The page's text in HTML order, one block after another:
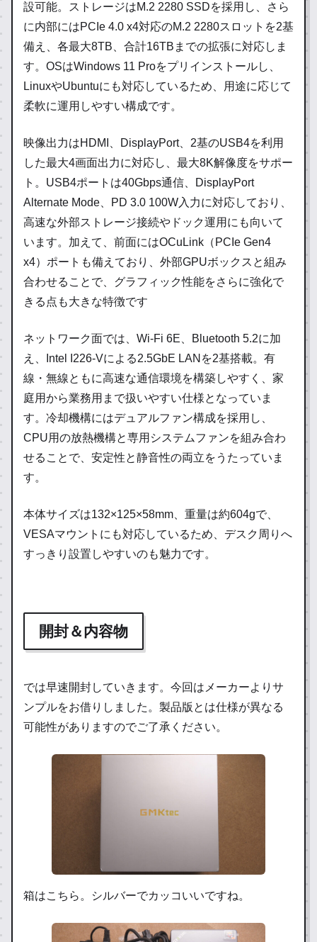
設可能。ストレージはM.2 2280 SSDを採用し、さら
に内部にはPCIe 4.0 x4対応のM.2 2280スロットを2基
備え、各最大8TB、合計16TBまでの拡張に対応しま
す。OSはWindows 11 Proをプリインストールし、
LinuxやUbuntuにも対応しているため、用途に応じて
柔軟に運用しやすい構成です。
映像出力はHDMI、DisplayPort、2基のUSB4を利用
した最大4画面出力に対応し、最大8K解像度をサポー
ト。USB4ポートは40Gbps通信、DisplayPort
Alternate Mode、PD 3.0 100W入力に対応しており、
高速な外部ストレージ接続やドック運用にも向いて
います。加えて、前面にはOCuLink（PCIe Gen4
x4）ポートも備えており、外部GPUボックスと組み
合わせることで、グラフィック性能をさらに強化で
きる点も大きな特徴です
ネットワーク面では、Wi-Fi 6E、Bluetooth 5.2に加
え、Intel I226-Vによる2.5GbE LANを2基搭載。有
線・無線ともに高速な通信環境を構築しやすく、家
庭用から業務用まで扱いやすい仕様となっていま
す。冷却機構にはデュアルファン構成を採用し、
CPU用の放熱機構と専用システムファンを組み合わ
せることで、安定性と静音性の両立をうたっていま
す。
本体サイズは132×125×58mm、重量は約604gで、
VESAマウントにも対応しているため、デスク周りへ
すっきり設置しやすいのも魅力です。
開封＆内容物
では早速開封していきます。今回はメーカーよりサ
ンプルをお借りしました。製品版とは仕様が異なる
可能性がありますのでご了承ください。
箱はこちら。シルバーでカッコいいですね。